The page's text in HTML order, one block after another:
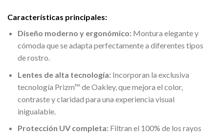
Características principales:
Diseño moderno y ergonómico:Montura elegante y
cómoda que se adapta perfectamente a diferentes tipos
de rostro.
Lentes de alta tecnología:Incorporan la exclusiva
tecnología Prizm™ de Oakley, que mejora el color,
contraste y claridad para una experiencia visual
inigualable.
Protección UV completa:Filtran el 100% de los rayos